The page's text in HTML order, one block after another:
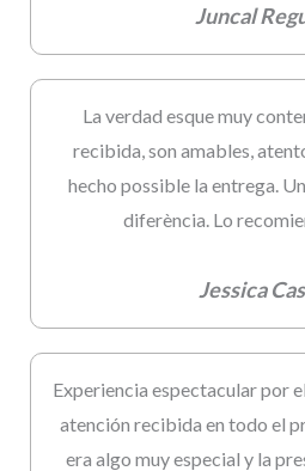
Juncal
La verdad esque muy
recibida, son amables,
hecho possible la entrega.
diferència. Lo
Jessica
Experiencia espectacular por
atención recibida en todo el
era algo muy especial y la